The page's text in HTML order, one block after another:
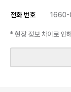
전화 번호
* 현장 정보 차이로 인